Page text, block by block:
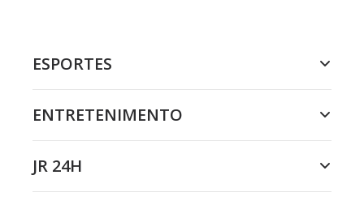
ESPORTES
ENTRETENIMENTO
JR 24H